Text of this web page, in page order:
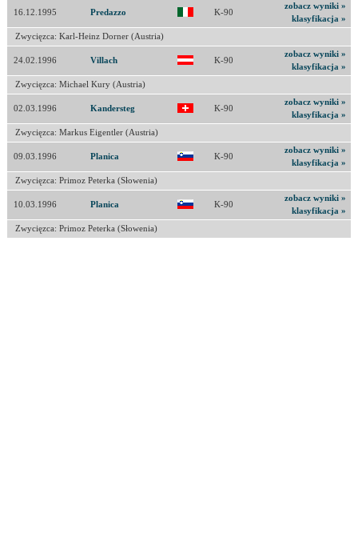
16.12.1995 Predazzo K-90
zobacz wyniki »
klasyfikacja »
Zwycięzca: Karl-Heinz Dorner (Austria)
24.02.1996 Villach K-90
zobacz wyniki »
klasyfikacja »
Zwycięzca: Michael Kury (Austria)
02.03.1996 Kandersteg K-90
zobacz wyniki »
klasyfikacja »
Zwycięzca: Markus Eigentler (Austria)
09.03.1996 Planica K-90
zobacz wyniki »
klasyfikacja »
Zwycięzca: Primoz Peterka (Słowenia)
10.03.1996 Planica K-90
zobacz wyniki »
klasyfikacja »
Zwycięzca: Primoz Peterka (Słowenia)